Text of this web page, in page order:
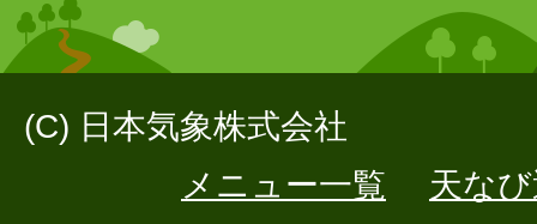
(C) 日本気象株式会社
メニュー一覧
天な